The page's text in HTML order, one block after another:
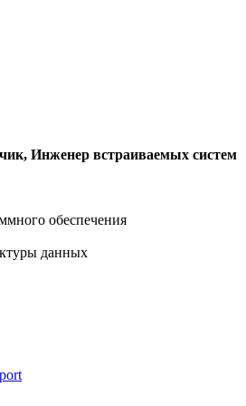
Инженер встраиваемых систем
обеспечения
данных